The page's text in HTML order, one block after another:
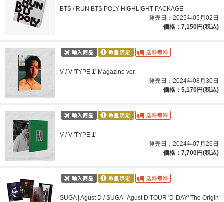
BTS / RUN BTS POLY HIGHLIGHT PACKAGE
発売日：2025年05月02日
価格：7,150円(税込)
V / V 'TYPE 1' Magazine ver.
発売日：2024年08月30日
価格：5,170円(税込)
V / V 'TYPE 1'
発売日：2024年07月26日
価格：7,700円(税込)
SUGA | Agust D / SUGA | Agust D TOUR 'D-DAY' The Origin